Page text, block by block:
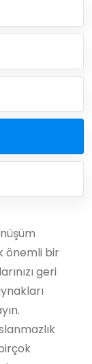
önemli bir
geri